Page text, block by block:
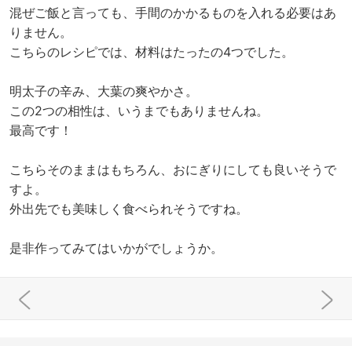
混ぜご飯と言っても、手間のかかるものを入れる必要はあ
りません。
こちらのレシピでは、材料はたったの4つでした。
明太子の辛み、大葉の爽やかさ。
この2つの相性は、いうまでもありませんね。
最高です！
こちらそのままはもちろん、おにぎりにしても良いそうで
すよ。
外出先でも美味しく食べられそうですね。
是非作ってみてはいかがでしょうか。